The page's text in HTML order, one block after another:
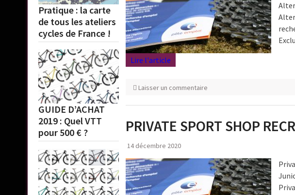
Lire l'article
Laisser un commentaire
PRIVATE SPORT SHOP
14 décembre 2020
Pratique : la carte
de tous les ateliers
cycles de France !
GUIDE D’ACHAT
2019 : Quel VTT
pour 500 € ?